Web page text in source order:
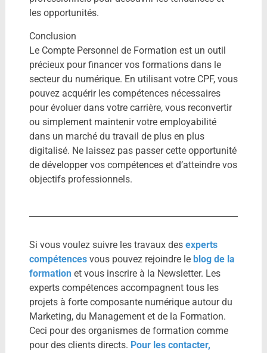
les opportunités.
Conclusion
Le Compte Personnel de Formation est un outil
précieux pour financer vos formations dans le
secteur du numérique. En utilisant votre CPF, vous
pouvez acquérir les compétences nécessaires
pour évoluer dans votre carrière, vous reconvertir
ou simplement maintenir votre employabilité
dans un marché du travail de plus en plus
digitalisé. Ne laissez pas passer cette opportunité
de développer vos compétences et d’atteindre vos
objectifs professionnels.
Si vous voulez suivre les travaux des experts
compétencesvous pouvez rejoindre le blog de la
formation et vous inscrire à la Newsletter. Les
experts compétences accompagnent tous les
projets à forte composante numérique autour du
Marketing, du Management et de la Formation.
Ceci pour des organismes de formation comme
pour des clients directs. Pour les contacter,